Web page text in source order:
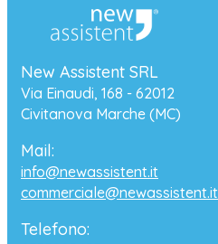
New Assistent SRL
Via Einaudi, 168 - 62012
Civitanova Marche (MC)
Mail:
info@newassistent.it
commerciale@newassistent.it
Telefono: